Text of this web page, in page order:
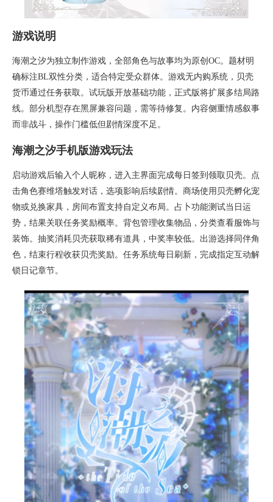
游戏说明
海潮之汐为独立制作游戏，全部角色与故事均为原创OC。题材明
确标注BL双性分类，适合特定受众群体。游戏无内购系统，贝壳
货币通过任务获取。试玩版开放基础功能，正式版将扩展多结局路
线。部分机型存在黑屏兼容问题，需等待修复。内容侧重情感叙事
而非战斗，操作门槛低但剧情深度不足。
海潮之汐手机版游戏玩法
启动游戏后输入个人昵称，进入主界面完成每日签到领取贝壳。点
击角色赛维塔触发对话，选项影响后续剧情。商场使用贝壳孵化宠
物或兑换家具，房间布置支持自定义布局。占卜功能测试当日运
势，结果关联任务奖励概率。背包管理收集物品，分类查看服饰与
装饰。抽奖消耗贝壳获取稀有道具，中奖率较低。出游选择同伴角
色，结束行程收获贝壳奖励。任务系统每日刷新，完成指定互动解
锁日记章节。